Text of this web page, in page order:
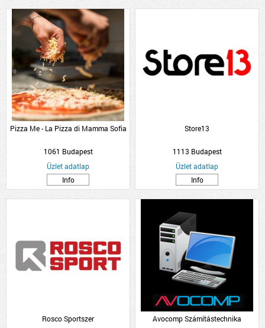
Pizza Me - La Pizza di Mamma Sofia
1061 Budapest
Üzlet adatlap
Info
Store13
1113 Budapest
Üzlet adatlap
Info
Rosco Sportszer Avocomp Számítástechnika